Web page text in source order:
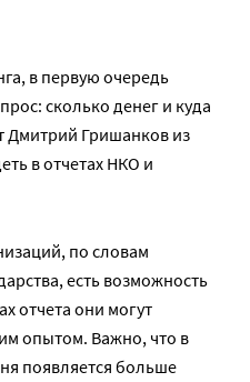
в первую очередь
сколько денег и куда
Дмитрий Гришанков из
в отчетах НКО и
по словам
есть возможность
отчета они могут
опытом. Важно, что в
появляется больше